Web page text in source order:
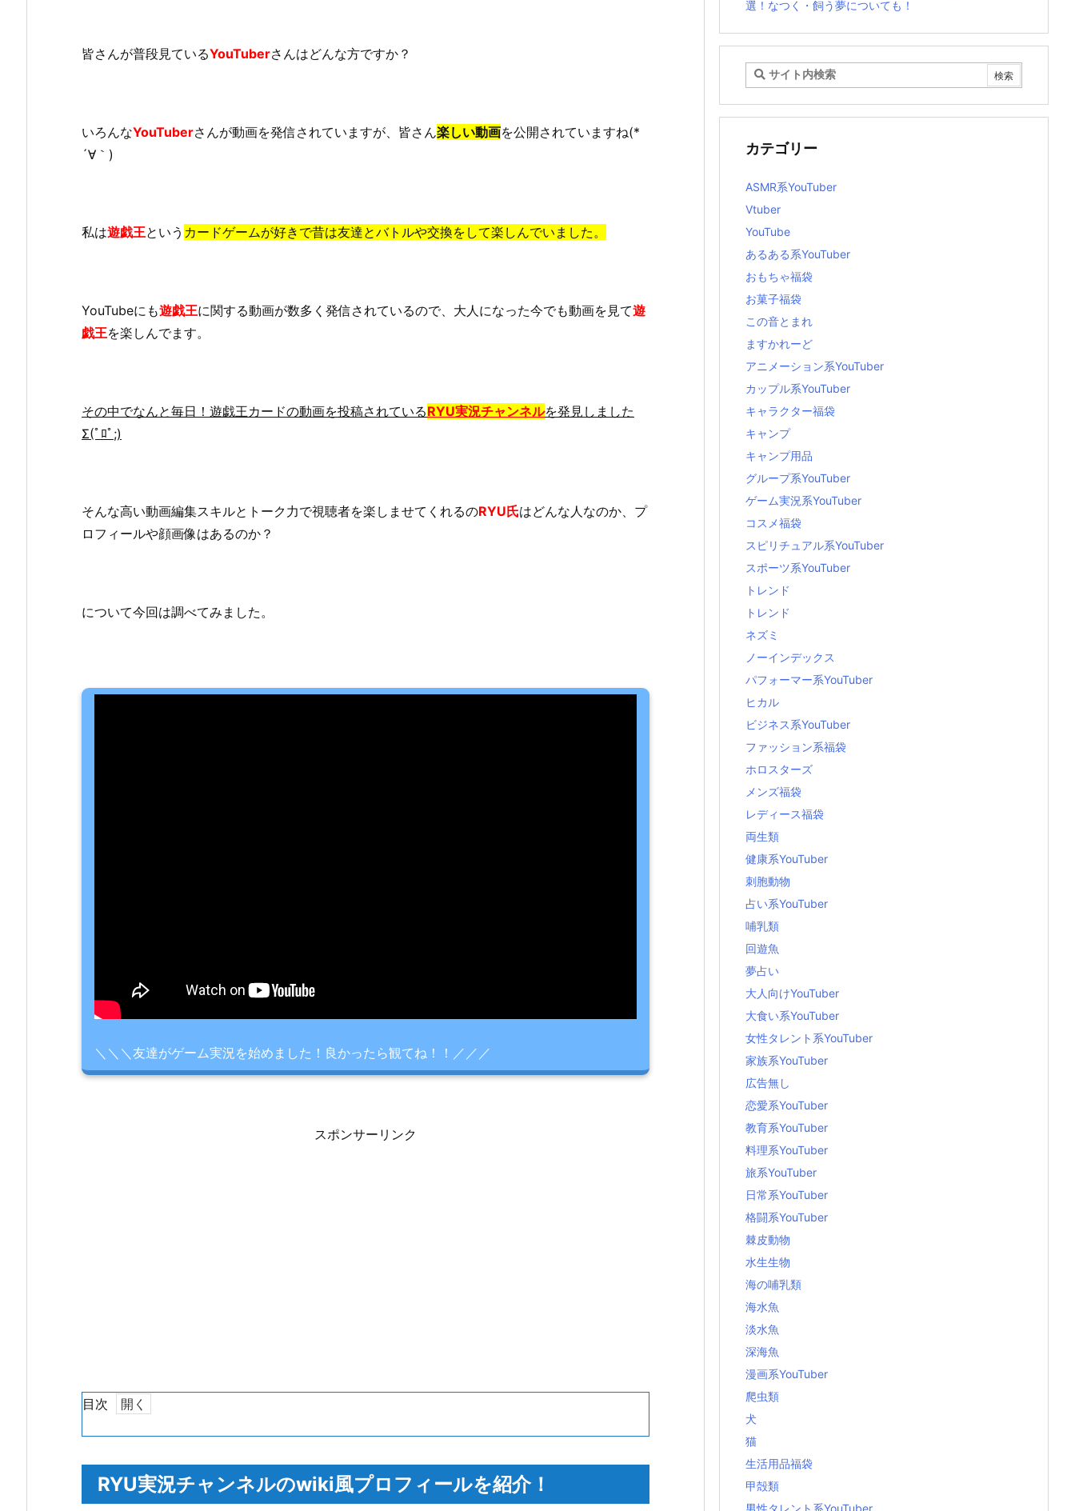
皆さんが普段見ているYouTuberさんはどんな方ですか？
いろんなYouTuberさんが動画を発信されていますが、皆さん楽しい動画を公開されていますね(*
´∀｀)
私は遊戯王という カードゲームが好きで昔は友達とバトルや交換をして楽しんでいました。
YouTubeにも遊戯王に関する動画が数多く発信されているので、大人になった今でも動画を見て遊
戯王を楽しんでます。
その中でなんと毎日！遊戯王カードの動画を投稿されているRYU実況チャンネルを発見しました
Σ(ﾟﾛﾟ;)
そんな高い動画編集スキルとトーク力で視聴者を楽しませてくれるのRYU氏はどんな人なのか、プ
ロフィールや顔画像はあるのか？
について今回は調べてみました。
＼＼＼友達がゲーム実況を始めました！良かったら観てね！！／／／
スポンサーリンク
目次
Y
U
実
RYU実況チャンネルのwiki風プロフィールを紹介！
選！なつく・飼う夢についても！
カテゴリー
ASMR系YouTuber
Vtuber
YouTube
あるある系YouTuber
おもちゃ福袋
お菓子福袋
この音とまれ
ますかれーど
アニメーション系YouTuber
カップル系YouTuber
キャラクター福袋
キャンプ
キャンプ用品
グループ系YouTuber
ゲーム実況系YouTuber
コスメ福袋
スピリチュアル系YouTuber
スポーツ系YouTuber
トレンド
トレンド
ネズミ
ノーインデックス
パフォーマー系YouTuber
ヒカル
ビジネス系YouTuber
ファッション系福袋
ホロスターズ
メンズ福袋
レディース福袋
両生類
健康系YouTuber
刺胞動物
占い系YouTuber
哺乳類
回遊魚
夢占い
大人向けYouTuber
大食い系YouTuber
女性タレント系YouTuber
家族系YouTuber
広告無し
恋愛系YouTuber
教育系YouTuber
料理系YouTuber
旅系YouTuber
日常系YouTuber
格闘系YouTuber
棘皮動物
水生生物
海の哺乳類
海水魚
淡水魚
深海魚
漫画系YouTuber
爬虫類
犬
猫
生活用品福袋
甲殻類
男性タレント系YouTuber